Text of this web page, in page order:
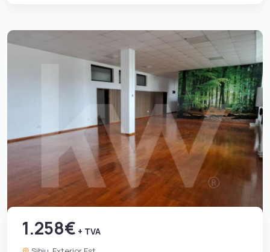
1.258€ + TVA